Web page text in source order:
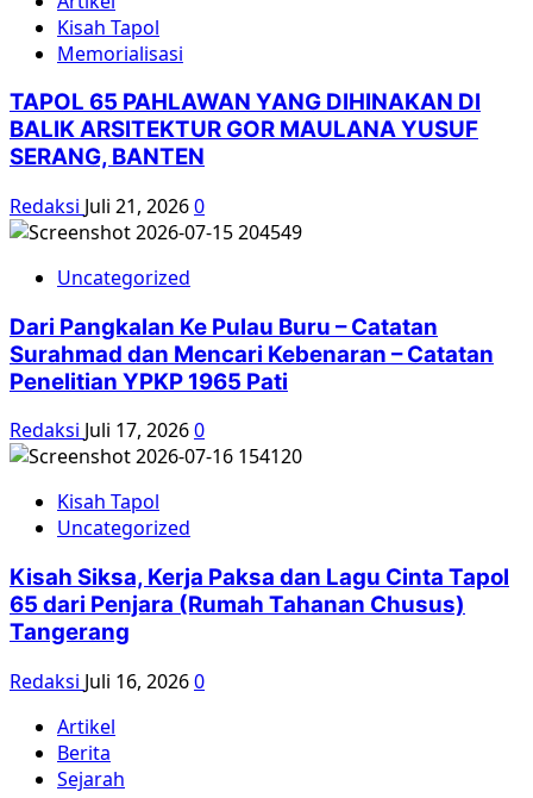
Kisah Tapol
Memorialisasi
TAPOL 65 PAHLAWAN YANG DIHINAKAN DI
BALIK ARSITEKTUR GOR MAULANA YUSUF
SERANG, BANTEN
Redaksi Juli 21, 20260
Uncategorized
Dari Pangkalan Ke Pulau Buru – Catatan
Surahmad dan Mencari Kebenaran – Catatan
Penelitian YPKP 1965 Pati
Redaksi Juli 17, 20260
Kisah Tapol
Uncategorized
Kisah Siksa, Kerja Paksa dan Lagu Cinta Tapol
65 dari Penjara (Rumah Tahanan Chusus)
Tangerang
Redaksi Juli 16, 20260
Artikel
Berita
Sejarah